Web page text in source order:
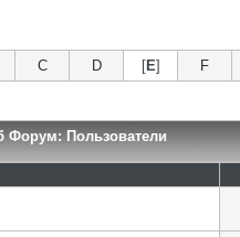
C D [E] F
Форум: Пользователи